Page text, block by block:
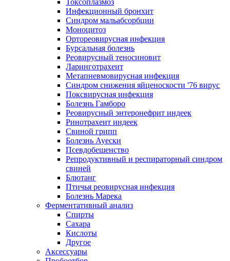
Токсоплазмоз
Инфекционный бронхит
Синдром мальабсорбции
Моноцитоз
Ортореовирусная инфекция
Бурсальная болезнь
Реовирусный теносиновит
Ларинготрахеит
Метапневмовирусная инфекция
Синдром снижения яйценоскости '76 вирус
Поксвирусная инфекция
Болезнь Гамборо
Реовирусный энтеронефрит индеек
Ринотрахеит индеек
Свиной грипп
Болезнь Ауески
Псевдобешенство
Репродуктивный и респираторный синдром
свиней
Блютанг
Птичья реовирусная инфекция
Болезнь Марека
Ферментативный анализ
Спирты
Сахара
Кислоты
Другое
Аксессуары